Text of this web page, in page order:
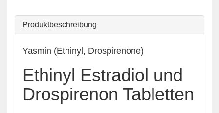
Produktbeschreibung
Yasmin (Ethinyl, Drospirenone)
Ethinyl Estradiol und
Drospirenon Tabletten